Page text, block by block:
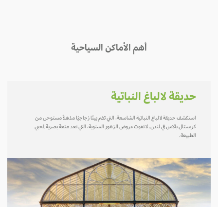
أهم الأماكن السياحية
حديقة لالباغ النباتية
استكشف حديقة لالباغ النباتية الشاسعة، التي تضم بيتًا زجاجيًا مذهلاً مستوحى من
كريستال بالاس في لندن. لا تفوت عروض الزهور السنوية، التي تعد متعة بصرية لمحبي
الطبيعة.